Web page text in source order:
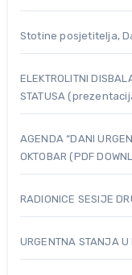
Stotine posjetitelja,
ELEKTROLITNI
STATUSA
AGENDA “DANI
OKTOBAR (PDF
RADIONICE SESIJE
URGENTNA STANJA U